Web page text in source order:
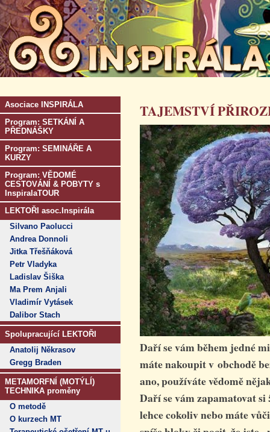
Asociace INSPIRÁLA
Program: SETKÁNÍ A
PŘEDNÁŠKY
Program: SEMINÁŘE A
KURZY
Program: VĚDOMÉ
CESTOVÁNÍ & POBYTY s
InspiralaTOUR
LEKTOŘI asoc.Inspirála
Silvano Paolucci
Andrea Donnoli
Jitka Třešňáková
Petr Vladyka
Ladislav Šiška
Ma Prem Anjali
Vladimír Vytásek
Dalibor Stach
Spolupracující LEKTOŘI
Anatolij Někrasov
Gregg Braden
METAMORFNÍ (MOTÝLÍ)
TECHNIKA proměny
O metodě
O kurzech MT
TAJEMSTVÍ
Daří se vám během jedné
máte nakoupit v obchodě
ano, používáte vědomě
Daří se vám zapamatovat si
lehce cokoliv nebo máte